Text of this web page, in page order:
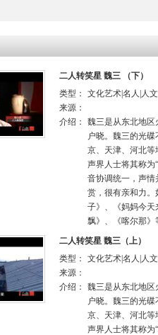
二人转笑星 魏三 （下）
类型：
文化艺术|名人|人文
来源：
介绍：
魏三是从东北地区
户晓。魏三的光
京、天津、河北等
声界人士将其称为
音协调统一，声
赏，很有亲和力
子》、《妈妈今
飘》、《喀尔那》
二人转笑星 魏三（上）
类型：
文化艺术|名人|人文
来源：
介绍：
魏三是从东北地区
户晓。魏三的光
京、天津、河北等
声界人士将其称为